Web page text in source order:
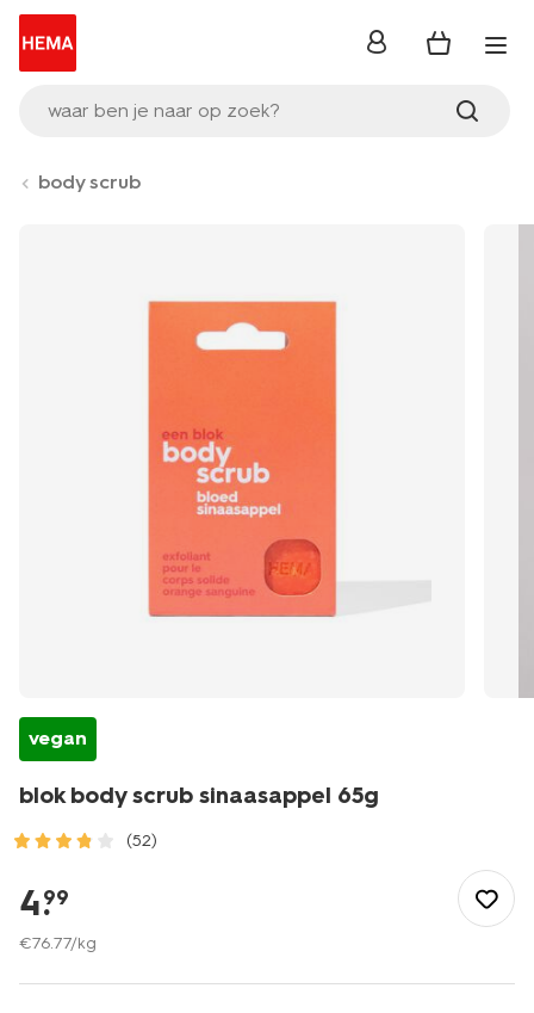
waar ben je naar op zoek?
inloggen
body scrub
vegan
blok body scrub sinaasappel 65g
(52)
gezond/persoonlijke-
verzorging/lichaamsverzorging/body-
scrub/blok-
scrub-
4.
99
€76.77/kg